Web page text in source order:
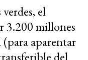
el
3.200 millones
aparentar